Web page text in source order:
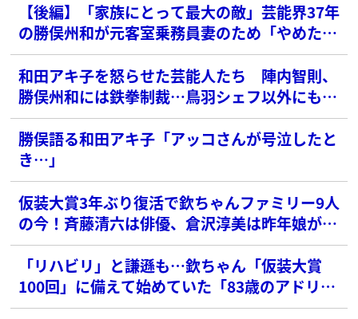
【後編】「家族にとって最大の敵」芸能界37年
の勝俣州和が元客室乗務員妻のため「やめた趣
味」
和田アキ子を怒らせた芸能人たち 陣内智則、
勝俣州和には鉄拳制裁…鳥羽シェフ以外にも多
数
勝俣語る和田アキ子「アッコさんが号泣したと
き…」
仮装大賞3年ぶり復活で欽ちゃんファミリー9人
の今！斉藤清六は俳優、倉沢淳美は昨年娘がデ
ビュー、小西博之は日本航空高等学校校長に
「リハビリ」と謙遜も…欽ちゃん「仮装大賞
100回」に備えて始めていた「83歳のアドリブ
特訓」